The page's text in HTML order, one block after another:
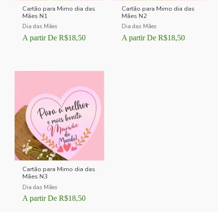
Cartão para Mimo dia das
Mães N1
Dia das Mães
A partir De R$18,50
Cartão para Mimo dia das
Mães N2
Dia das Mães
A partir De R$18,50
Cartão para Mimo dia das
Mães N3
Dia das Mães
A partir De R$18,50